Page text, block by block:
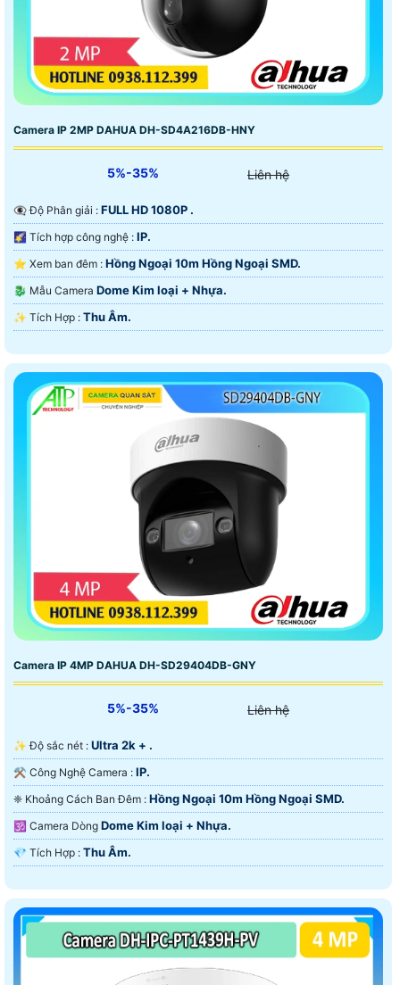
Camera IP 2MP DAHUA DH-SD4A216DB-HNY
5%-35% Liên hệ
👁️‍🗨 Độ Phân giải : FULL HD 1080P .
🌠 Tích hợp công nghệ : IP.
⭐ Xem ban đêm : Hồng Ngoại 10m Hồng Ngoại SMD.
🐉️ Mẫu Camera Dome Kim loại + Nhựa.
️✨ Tích Hợp : Thu Âm.
Camera IP 4MP DAHUA DH-SD29404DB-GNY
5%-35% Liên hệ
✨ Độ sắc nét : Ultra 2k + .
⚒ Công Nghệ Camera : IP.
❈ Khoảng Cách Ban Đêm : Hồng Ngoại 10m Hồng Ngoại SMD.
🕉️ Camera Dòng Dome Kim loại + Nhựa.
️💎 Tích Hợp : Thu Âm.